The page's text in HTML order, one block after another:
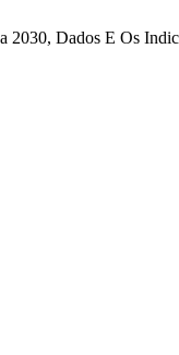
Dados E Os